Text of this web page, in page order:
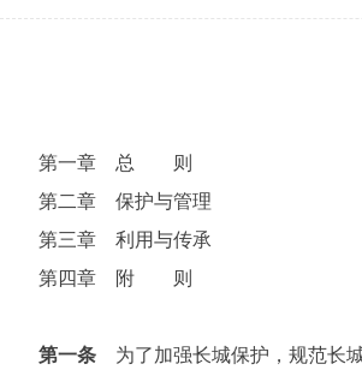
第一章 总 则
第二章 保护与管理
第三章 利用与传承
第四章 附 则
第一条 为了加强长城保护，规范长